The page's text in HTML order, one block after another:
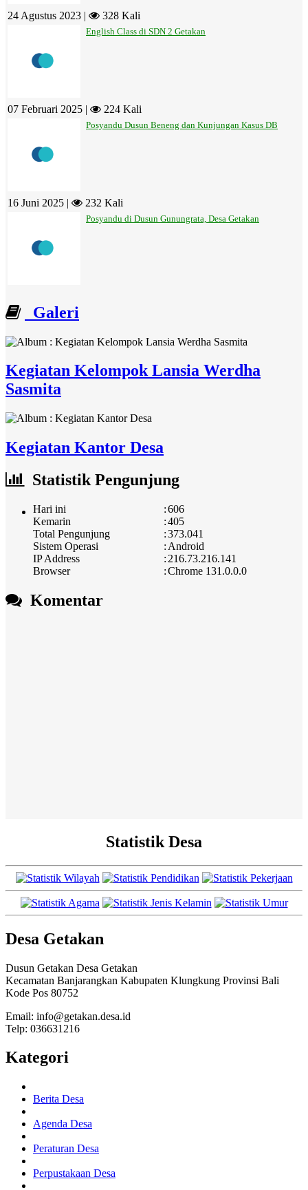
24 Agustus 2023 | 328 Kali
English Class di SDN 2 Getakan
07 Februari 2025 | 224 Kali
Posyandu Dusun Beneng dan Kunjungan Kasus DB
16 Juni 2025 | 232 Kali
Posyandu di Dusun Gunungrata, Desa Getakan
Galeri
Kegiatan Kelompok Lansia Werdha
Sasmita
Kegiatan Kantor Desa
Statistik Pengunjung
Hari ini :606
Kemarin
:405
Total Pengunjung
:373.041
Sistem Operasi
: Android
IP Address
: 216.73.216.141
Browser
:Chrome 131.0.0.0
Komentar
Statistik Desa
Desa Getakan
Dusun Getakan Desa Getakan
Kecamatan Banjarangkan Kabupaten Klungkung Provinsi Bali
Kode Pos 80752
Email: info@getakan.desa.id
Telp: 036631216
Kategori
Berita Desa
Agenda Desa
Peraturan Desa
Perpustakaan Desa